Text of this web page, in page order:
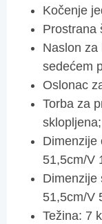
Kočenje
Prostrana
Naslon za
sedećem
Oslonac
Torba za
sklopljena;
Dimenzije
51,5cm/V
Dimenzije
51,5cm/V
Težina: 7